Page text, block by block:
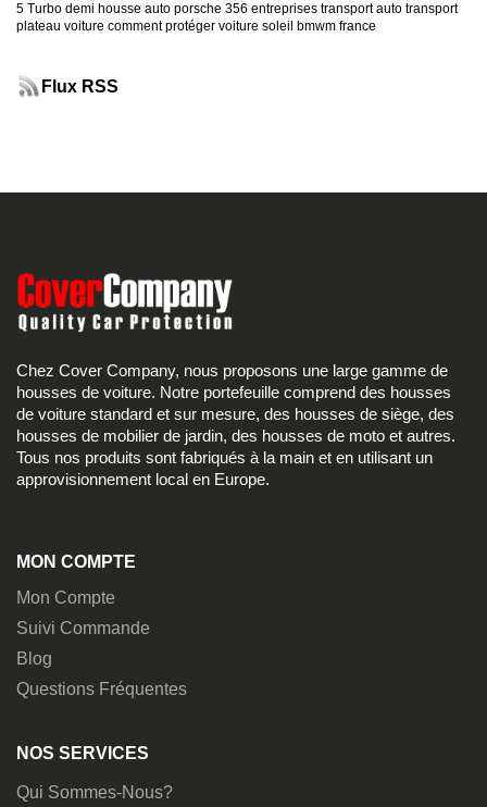
5 Turbo demi housse auto porsche 356 entreprises transport auto transport
plateau voiture comment protéger voiture soleil bmwm france
Flux RSS
Chez Cover Company, nous proposons une large gamme de
housses de voiture. Notre portefeuille comprend des housses
de voiture standard et sur mesure, des housses de siège, des
housses de mobilier de jardin, des housses de moto et autres.
Tous nos produits sont fabriqués à la main et en utilisant un
approvisionnement local en Europe.
MON COMPTE
Mon Compte
Suivi Commande
Blog
Questions Fréquentes
NOS SERVICES
Qui Sommes-Nous?